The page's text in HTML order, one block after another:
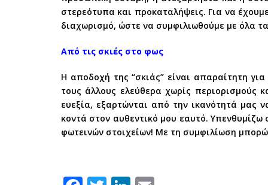
στερεότυπα και προκαταλήψεις. Για να
διαχωρισμό, ώστε να συμφιλιωθούμε με όλα
Από τις σκιές στο φως
Η αποδοχή της “σκιάς” είναι απαραίτητη
τους άλλους ελεύθερα χωρίς περιορισμούς
ευεξία, εξαρτώνται από την ικανότητά μας
κοντά στον αυθεντικό μου εαυτό. Υπενθυμίζω
φωτεινών στοιχείων! Με τη συμφιλίωση